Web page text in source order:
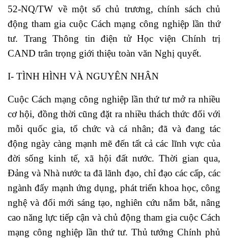
52-NQ/TW về một số chủ trương, chính sách chủ
động tham gia cuộc Cách mạng công nghiệp lần thứ
tư. Trang Thông tin điện tử Học viện Chính trị
CAND trân trọng giới thiệu toàn văn Nghị quyết.
I- TÌNH HÌNH VÀ NGUYÊN NHÂN
Cuộc Cách mạng công nghiệp lần thứ tư mở ra nhiều
cơ hội, đồng thời cũng đặt ra nhiều thách thức đối với
mỗi quốc gia, tổ chức và cá nhân; đã và đang tác
động ngày càng mạnh mẽ đến tất cả các lĩnh vực của
đời sống kinh tế, xã hội đất nước. Thời gian qua,
Đảng và Nhà nước ta đã lãnh đạo, chỉ đạo các cấp, các
ngành đẩy mạnh ứng dụng, phát triển khoa học, công
nghệ và đổi mới sáng tạo, nghiên cứu nắm bắt, nâng
cao năng lực tiếp cận và chủ động tham gia cuộc Cách
mạng công nghiệp lần thứ tư. Thủ tướng Chính phủ